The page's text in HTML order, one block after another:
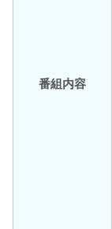
番組内容